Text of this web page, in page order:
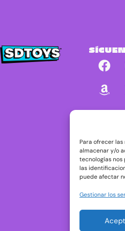
Para ofrecer
almacenar y/o
tecnologías
las
puede afectar
Gestionar los